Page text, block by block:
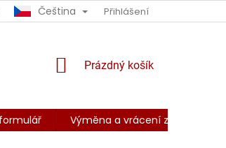
PODMÍNKY PODMÍNKY OCHRANY
Čeština Přihlášení
NÁKUPNÍ
Prázdný košík
Výměna a vrácení zboží